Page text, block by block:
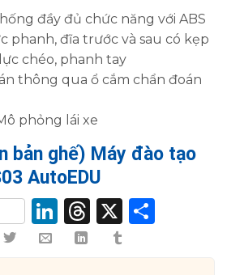
đầy đủ chức năng với ABS
phanh, đĩa trước và sau có kẹp
chéo, phanh tay
thông qua ổ cắm chẩn đoán
phỏng lái xe
bản ghế) Máy đào tạo
AutoEDU
LinkedIn
Threads
X